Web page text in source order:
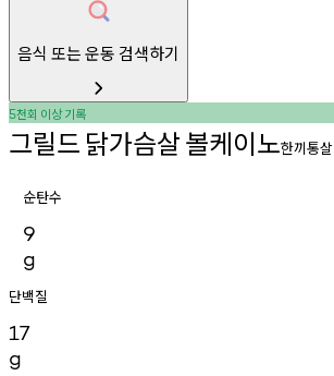
음식 또는 운동 검색하기
5천회 이상기록
그릴드 닭가슴살볼케이노한끼통살
순탄수
9
g
단백질
17
g